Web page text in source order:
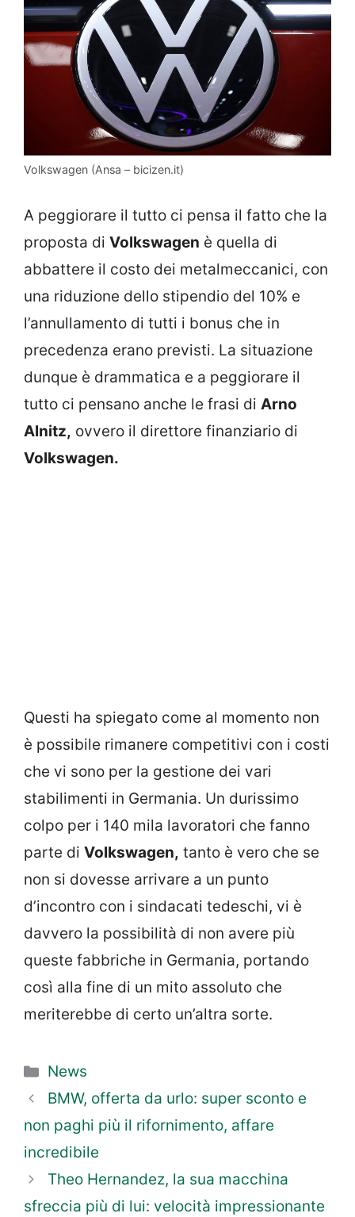
Volkswagen (Ansa – bicizen.it)
A peggiorare il tutto ci pensa il fatto che la
proposta di Volkswagen è quella di
abbattere il costo dei metalmeccanici, con
una riduzione dello stipendio del 10% e
l’annullamento di tutti i bonus che in
precedenza erano previsti. La situazione
dunque è drammatica e a peggiorare il
tutto ci pensano anche le frasi di Arno
Alnitz, ovvero il direttore finanziario di
Volkswagen.
Questi ha spiegato come al momento non
è possibile rimanere competitivi con i costi
che vi sono per la gestione dei vari
stabilimenti in Germania. Un durissimo
colpo per i 140 mila lavoratori che fanno
parte di Volkswagen, tanto è vero che se
non si dovesse arrivare a un punto
d’incontro con i sindacati tedeschi, vi è
davvero la possibilità di non avere più
queste fabbriche in Germania, portando
così alla fine di un mito assoluto che
meriterebbe di certo un’altra sorte.
Categorie
News
BMW, offerta da urlo: super sconto e
non paghi più il rifornimento, affare
incredibile
Theo Hernandez, la sua macchina
sfreccia più di lui: velocità impressionante